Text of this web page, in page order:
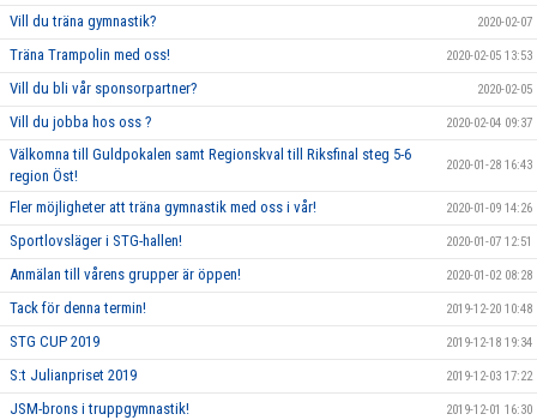
Vill du träna gymnastik? 2020-02-07
Träna Trampolin med oss! 2020-02-05 13:53
Vill du bli vår sponsorpartner? 2020-02-05
Vill du jobba hos oss ? 2020-02-04 09:37
Välkomna till Guldpokalen samt Regionskval till Riksfinal steg 5-6
region Öst!
2020-01-28 16:43
Fler möjligheter att träna gymnastik med oss i vår! 2020-01-09 14:26
Sportlovsläger i STG-hallen! 2020-01-07 12:51
Anmälan till vårens grupper är öppen! 2020-01-02 08:28
Tack för denna termin! 2019-12-20 10:48
STG CUP 2019 2019-12-18 19:34
S:t Julianpriset 2019 2019-12-03 17:22
JSM-brons i truppgymnastik! 2019-12-01 16:30